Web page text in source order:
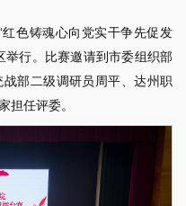
色铸魂心向党实干争先促发
举行。比赛邀请到市委组织部
部二级调研员周平、达州职
担任评委。